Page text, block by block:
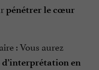
pénétrer le cœur
: Vous aurez
en